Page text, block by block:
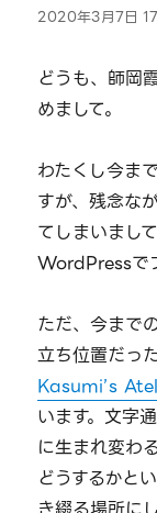
投
2020年3月7日
どうも、師岡
めまして。
わたくし今ま
すが、残念な
てしまいまし
WordPressで
ただ、今まで
立ち位置だっ
Kasumi’s
います。文字
に生まれ変わ
どうするかと